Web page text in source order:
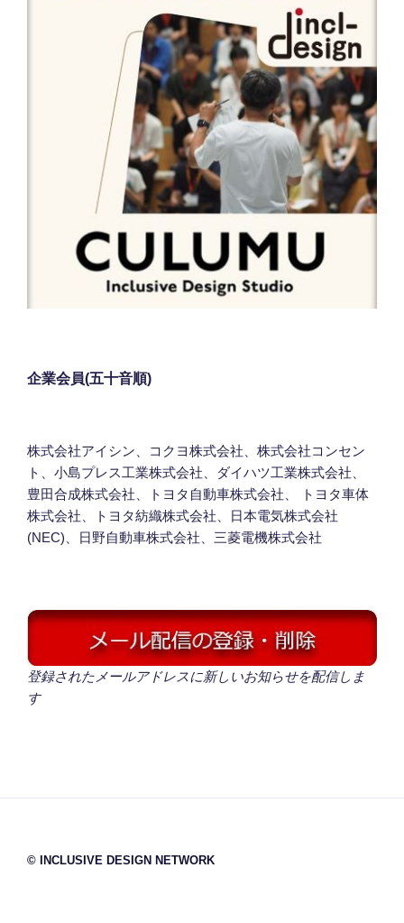
企業会員(五十音順)
株式会社アイシン、コクヨ株式会社、株式会社コンセン
ト、小島プレス工業株式会社、ダイハツ工業株式会社、
豊田合成株式会社、トヨタ自動車株式会社、 トヨタ車体
株式会社、トヨタ紡織株式会社、日本電気株式会社
(NEC)、日野自動車株式会社、三菱電機株式会社
登録されたメールアドレスに新しいお知らせを配信しま
す
© INCLUSIVE DESIGN NETWORK